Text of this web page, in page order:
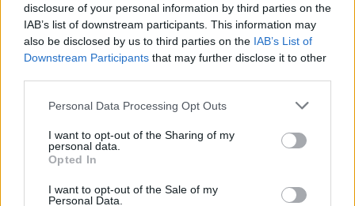
disclosure of your personal information by third parties on the
IAB’s list of downstream participants. This information may
also be disclosed by us to third parties on the IAB’s List of
Downstream Participants that may further disclose it to other
Personal Data Processing Opt Outs
I want to opt-out of the Sharing of my
personal data.
Opted In
I want to opt-out of the Sale of my
Personal Data.
Kovács Kata
http://e-cars.hu
Szeretem az elektromos autókat és a modern technológiát!
KAPCSOLÓDÓ CIKKEK
Porsche új vezére: jön az elektromos